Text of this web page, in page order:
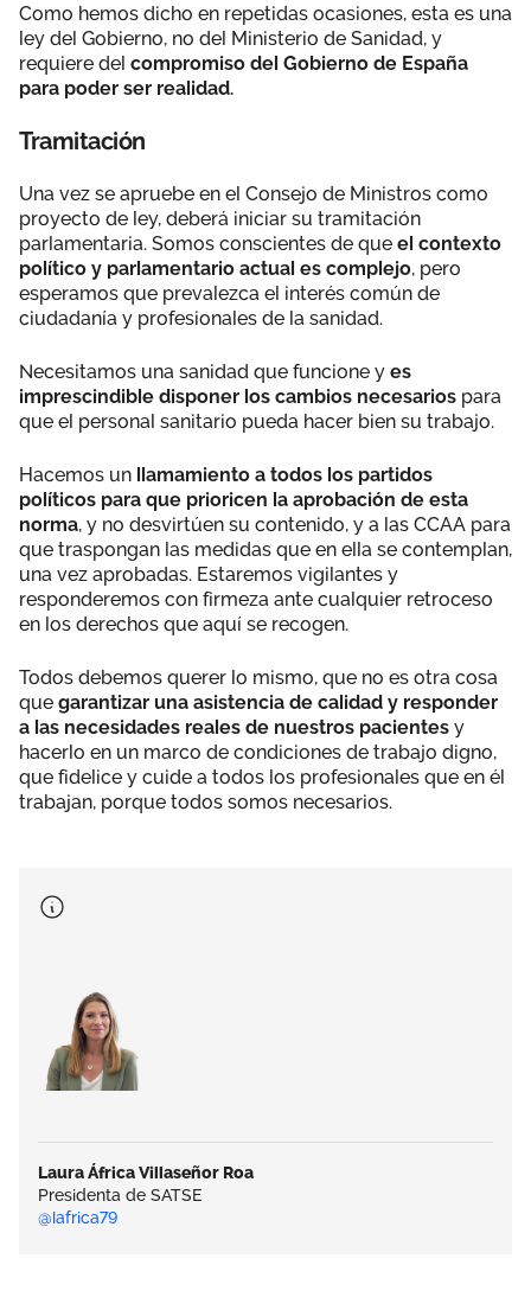
Como hemos dicho en repetidas ocasiones, esta es una
ley del Gobierno, no del Ministerio de Sanidad, y
requiere del compromiso del Gobierno de España
para poder ser realidad.
Tramitación
Una vez se apruebe en el Consejo de Ministros como
proyecto de ley, deberá iniciar su tramitación
parlamentaria. Somos conscientes de que el contexto
político y parlamentario actual es complejo, pero
esperamos que prevalezca el interés común de
ciudadanía y profesionales de la sanidad.
Necesitamos una sanidad que funcione y es
imprescindible disponer los cambios necesarios para
que el personal sanitario pueda hacer bien su trabajo.
Hacemos un llamamiento a todos los partidos
políticos para que prioricen la aprobación de esta
norma, y no desvirtúen su contenido, y a las CCAA para
que traspongan las medidas que en ella se contemplan,
una vez aprobadas. Estaremos vigilantes y
responderemos con firmeza ante cualquier retroceso
en los derechos que aquí se recogen.
Todos debemos querer lo mismo, que no es otra cosa
que garantizar una asistencia de calidad y responder
a las necesidades reales de nuestros pacientes y
hacerlo en un marco de condiciones de trabajo digno,
que fidelice y cuide a todos los profesionales que en él
trabajan, porque todos somos necesarios.
Laura África Villaseñor Roa
Presidenta de SATSE
@lafrica79